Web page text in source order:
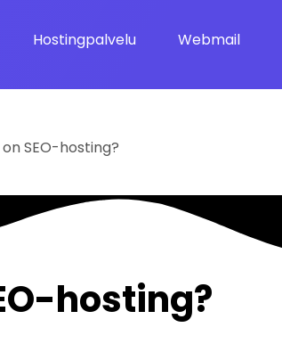
Hostingpalvelu Webmail
SEO-hosting?
hosting?